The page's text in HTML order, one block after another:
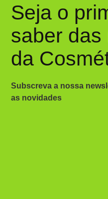
Seja o
saber das
da
Subscreva a nossa
as novidades